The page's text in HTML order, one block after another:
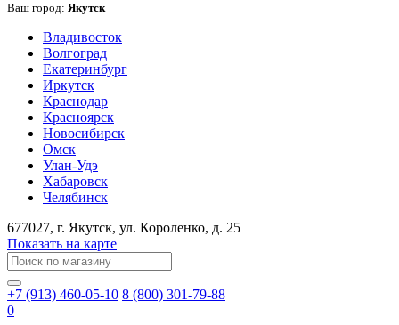
Ваш город: Якутск
Владивосток
Волгоград
Екатеринбург
Иркутск
Краснодар
Красноярск
Новосибирск
Омск
Улан-Удэ
Хабаровск
Челябинск
677027, г. Якутск, ул. Короленко, д. 25
Показать на карте
+7 (913) 460-05-10 8 (800) 301-79-88
0